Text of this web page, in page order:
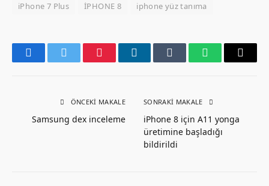
iPhone 7 Plus
İPHONE 8 iphone yüz tanıma
FacebookTwitter PinterestLinkedInTumblr WhatsAppEmail
ÖNCEKI MAKALE
Samsung dex inceleme
SONRAKI MAKALE
iPhone 8 için A11 yonga
üretimine başladığı
bildirildi